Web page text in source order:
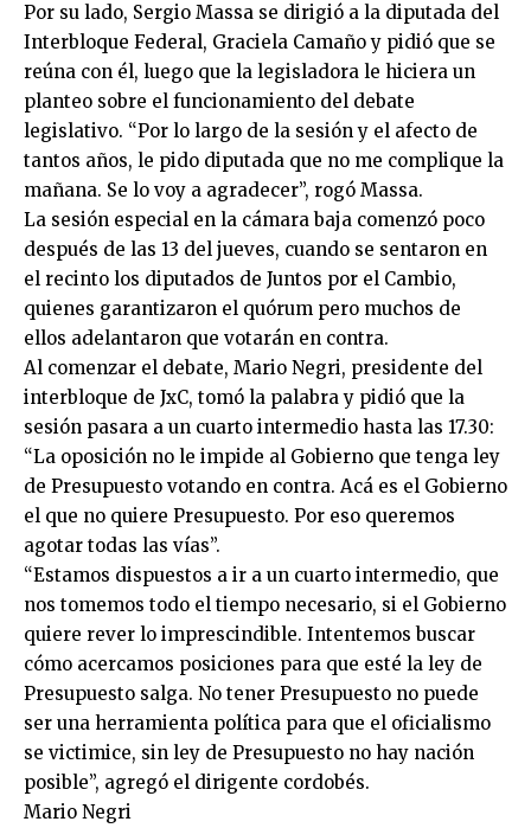
Por su lado, Sergio Massa se dirigió a la diputada del
Interbloque Federal, Graciela Camaño y pidió que se
reúna con él, luego que la legisladora le hiciera un
planteo sobre el funcionamiento del debate
legislativo. “Por lo largo de la sesión y el afecto de
tantos años, le pido diputada que no me complique la
mañana. Se lo voy a agradecer”, rogó Massa.
La sesión especial en la cámara baja comenzó poco
después de las 13 del jueves, cuando se sentaron en
el recinto los diputados de Juntos por el Cambio,
quienes garantizaron el quórum pero muchos de
ellos adelantaron que votarán en contra.
Al comenzar el debate, Mario Negri, presidente del
interbloque de JxC, tomó la palabra y pidió que la
sesión pasara a un cuarto intermedio hasta las 17.30:
“La oposición no le impide al Gobierno que tenga ley
de Presupuesto votando en contra. Acá es el Gobierno
el que no quiere Presupuesto. Por eso queremos
agotar todas las vías”.
“Estamos dispuestos a ir a un cuarto intermedio, que
nos tomemos todo el tiempo necesario, si el Gobierno
quiere rever lo imprescindible. Intentemos buscar
cómo acercamos posiciones para que esté la ley de
Presupuesto salga. No tener Presupuesto no puede
ser una herramienta política para que el oficialismo
se victimice, sin ley de Presupuesto no hay nación
posible”, agregó el dirigente cordobés.
Mario Negri